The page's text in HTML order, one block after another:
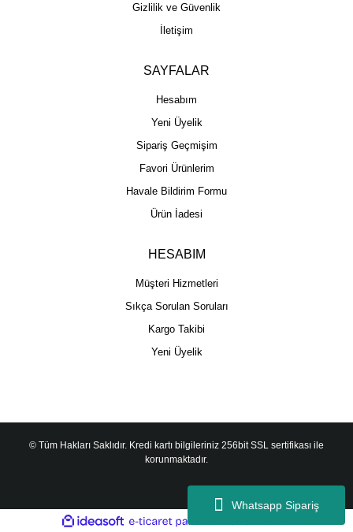
Whatsapp Sipariş
Gizlilik ve Güvenlik
İletişim
SAYFALAR
Hesabım
Yeni Üyelik
Sipariş Geçmişim
Favori Ürünlerim
Havale Bildirim Formu
Ürün İadesi
HESABIM
Müşteri Hizmetleri
Sıkça Sorulan Soruları
Kargo Takibi
Yeni Üyelik
© Tüm Hakları Saklıdır. Kredi kartı bilgileriniz 256bit SSL sertifikası ile
korunmaktadır.
ideasoft